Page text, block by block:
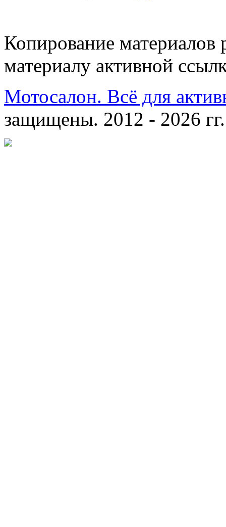
Копирование материалов
материалу активной
Мотосалон. Всё для
защищены. 2012 - 2026 гг.